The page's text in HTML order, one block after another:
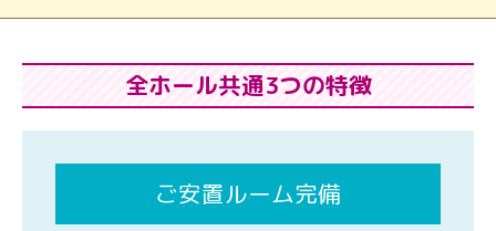
全ホール共通3つの特徴
ご安置ルーム完備